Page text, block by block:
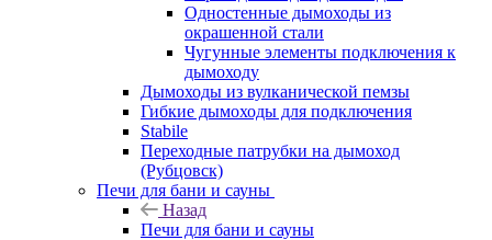
Одностенные дымоходы из
окрашенной стали
Чугунные элементы подключения к
дымоходу
Дымоходы из вулканической пемзы
Гибкие дымоходы для подключения
Stabile
Переходные патрубки на дымоход
(Рубцовск)
Печи для бани и сауны
Назад
Печи для бани и сауны